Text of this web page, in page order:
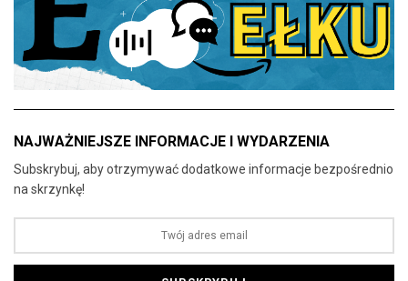
NAJWAŻNIEJSZE INFORMACJE I WYDARZENIA
Subskrybuj, aby otrzymywać dodatkowe informacje bezpośrednio
na skrzynkę!